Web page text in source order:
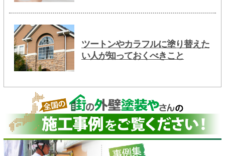
ツートンやカラフルに塗り替えた
い人が知っておくべきこと